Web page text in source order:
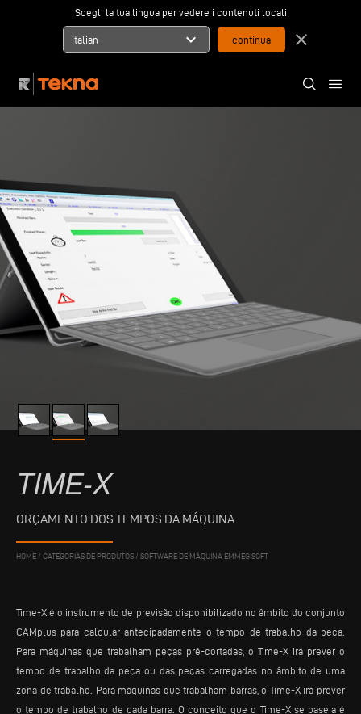
Scegli la tua lingua per vedere i contenuti locali
Italian expand_more close
TIME-X
ORÇAMENTO DOS TEMPOS DA MÁQUINA
HOME / CATEGORIAS DE PRODUTOS / SOFTWARE DE MÁQUINA EMMEGISOFT
Time-X é o instrumento de previsão disponibilizado no âmbito do conjunto
CAMplus para calcular antecipadamente o tempo de trabalho da peça.
Para máquinas que trabalham peças pré-cortadas, o Time-X irá prever o
tempo de trabalho da peça ou das peças carregadas no âmbito de uma
zona de trabalho. Para máquinas que trabalham barras, o Time-X irá prever
o tempo de trabalho de cada barra. O conceito que o Time-X se baseia é